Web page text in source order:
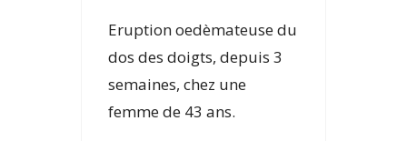
Eruption oedèmateuse du
dos des doigts, depuis 3
semaines, chez une
femme de 43 ans.